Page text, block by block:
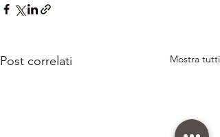
Post correlati Mostra tutti